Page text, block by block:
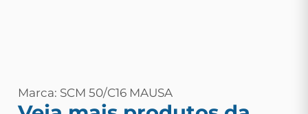
Marca: SCM 50/C16 MAUSA